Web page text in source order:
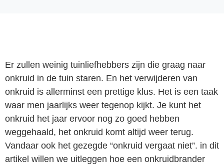
Er zullen weinig tuinliefhebbers zijn die graag naar
onkruid in de tuin staren. En het verwijderen van
onkruid is allerminst een prettige klus. Het is een taak
waar men jaarlijks weer tegenop kijkt. Je kunt het
onkruid het jaar ervoor nog zo goed hebben
weggehaald, het onkruid komt altijd weer terug.
Vandaar ook het gezegde “onkruid vergaat niet”. in dit
artikel willen we uitleggen hoe een onkruidbrander